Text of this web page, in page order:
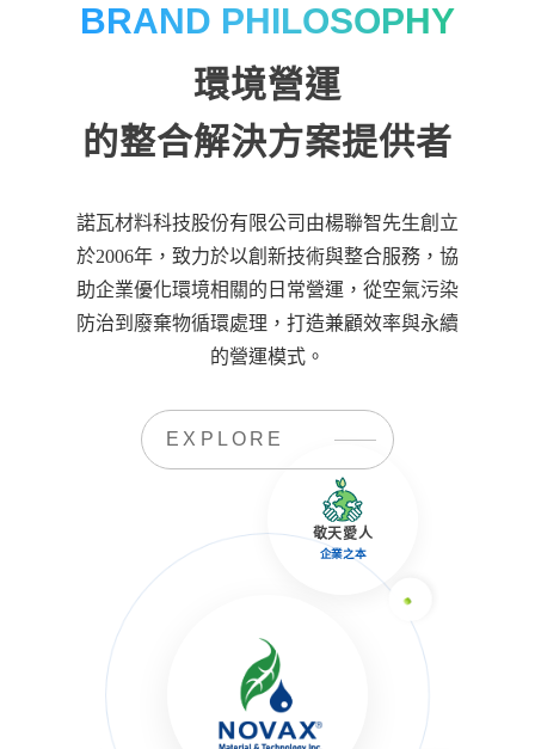
BRAND PHILOSOPHY
環境營運
的整合解決方案提供者
諾瓦材料科技股份有限公司由楊聯智先生創立
於2006年，致力於以創新技術與整合服務，協
助企業優化環境相關的日常營運，從空氣污染
防治到廢棄物循環處理，打造兼顧效率與永續
的營運模式。
EXPLORE
敬天愛人
企業之本